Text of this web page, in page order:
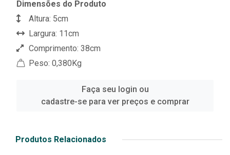
Dimensões do Produto
Altura: 5cm
Largura: 11cm
Comprimento: 38cm
Peso: 0,380Kg
Faça seu login ou
cadastre-se para ver preços e comprar
Produtos Relacionados